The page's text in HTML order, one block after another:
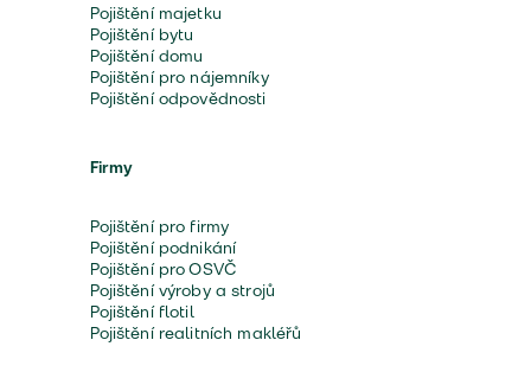
Pojištění majetku
Pojištění bytu
Pojištění domu
Pojištění pro nájemníky
Pojištění odpovědnosti
Firmy
Pojištění pro firmy
Pojištění podnikání
Pojištění pro OSVČ
Pojištění výroby a strojů
Pojištění flotil
Pojištění realitních makléřů